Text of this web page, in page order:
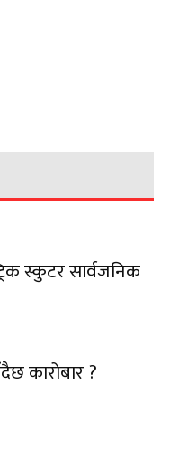
स्कुटर सार्वजनिक
कारोबार ?